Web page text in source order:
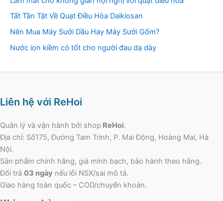
Tất Tần Tật Về Quạt Điều Hòa Daikiosan
Nên Mua Máy Sưởi Dầu Hay Máy Sưởi Gốm?
Nước ion kiềm có tốt cho người đau dạ dày
Liên hệ với ReHoi
Quản lý và vận hành bởi shop ReHoi.
Địa chỉ: Số175, Đường Tam Trinh, P. Mai Động, Hoàng Mai, Hà
Nội.
Sản phẩm chính hãng, giá minh bạch, bảo hành theo hãng.
Đổi trả 03 ngày nếu lỗi NSX/sai mô tả.
Giao hàng toàn quốc – COD/chuyển khoản.